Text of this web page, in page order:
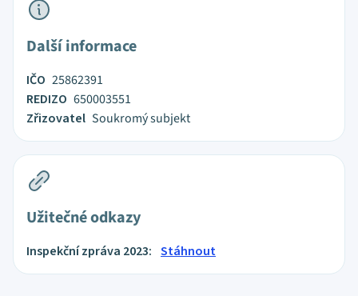
Další informace
IČO 25862391
REDIZO 650003551
Zřizovatel Soukromý subjekt
Užitečné odkazy
Inspekční zpráva 2023: Stáhnout